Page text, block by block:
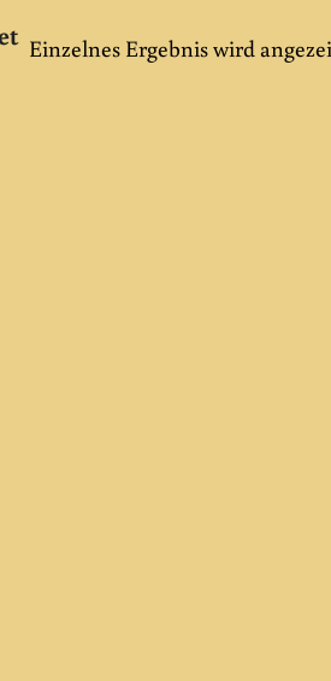
Einzelnes Ergebnis wird